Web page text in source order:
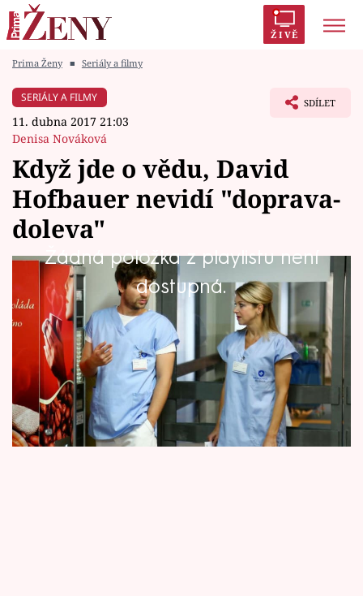
ŽIVĚ
Módní alarm
Témata
Celebrity
Vztahy
Seriály
Horoskopy
Sledujte prima+
Filmový festival Karlovy Vary
Prima Ženy ■ Seriály a filmy
SERIÁLY A FILMY
11. dubna 2017 21:03
Denisa Nováková
SDÍLET
Když jde o vědu, David
Hofbauer nevidí "doprava-
doleva"
Žádná položka z playlistu není
dostupná.
V Rubavě řádí doslova "epidemie" nové drogy.
Ta má na své uživatele poměrně zajímavé
účinky.